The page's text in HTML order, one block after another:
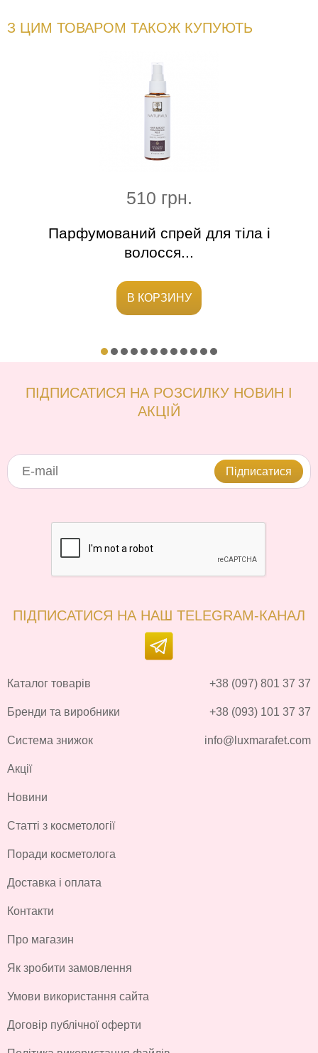
З ЦИМ ТОВАРОМ ТАКОЖ КУПУЮТЬ
510 грн.
Парфумований спрей для тіла і
волосся...
В КОРЗИНУ
ПІДПИСАТИСЯ НА РОЗСИЛКУ НОВИН І
АКЦІЙ
Підписатися
ПІДПИСАТИСЯ НА НАШ TELEGRAM-КАНАЛ
Каталог товарів
Бренди та виробники
Система знижок
Акції
Новини
Статті з косметології
Поради косметолога
Доставка і оплата
Контакти
Про магазин
Як зробити замовлення
Умови використання сайта
Договір публічної оферти
+38 (097) 801 37 37
+38 (093) 101 37 37
info@luxmarafet.com